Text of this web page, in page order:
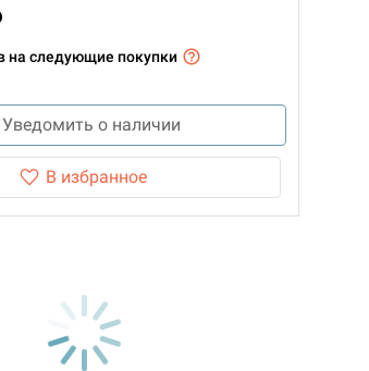
на следующие покупки
Уведомить о наличии
В избранное